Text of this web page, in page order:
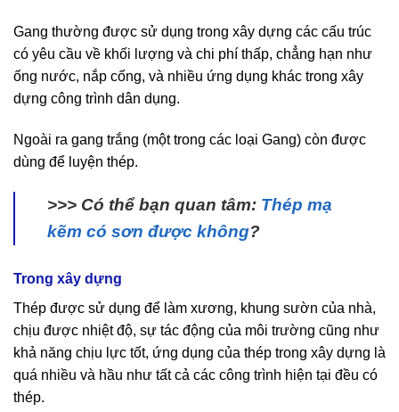
Gang thường được sử dụng trong xây dựng các cấu trúc
có yêu cầu về khối lượng và chi phí thấp, chẳng hạn như
ống nước, nắp cống, và nhiều ứng dụng khác trong xây
dựng công trình dân dụng.
Ngoài ra gang trắng (một trong các loại Gang) còn được
dùng để luyện thép.
>>> Có thể bạn quan tâm: Thép mạ
kẽm có sơn được không?
Trong xây dựng
Thép được sử dụng để làm xương, khung sườn của nhà,
chịu được nhiệt độ, sự tác động của môi trường cũng như
khả năng chịu lực tốt, ứng dụng của thép trong xây dựng là
quá nhiều và hầu như tất cả các công trình hiện tại đều có
thép.